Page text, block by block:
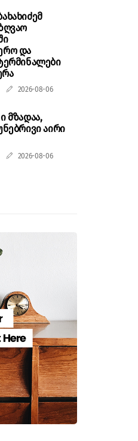
და
2026-08-06
მზადაა,
აირი
2026-08-06